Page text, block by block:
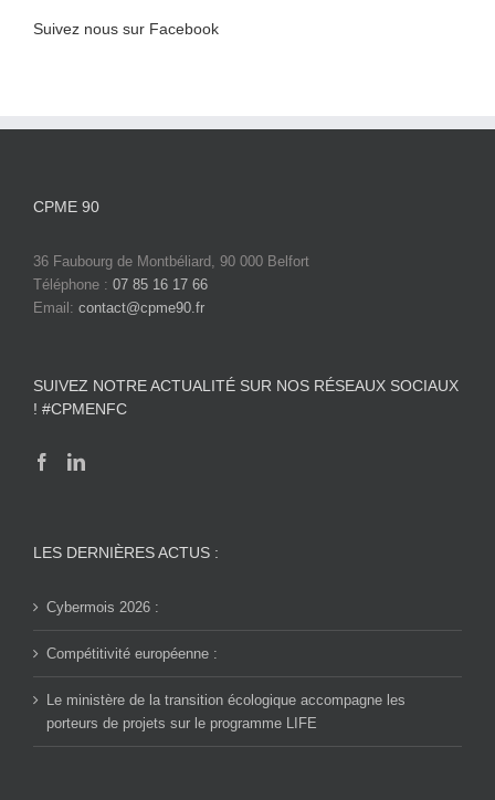
Suivez nous sur Facebook
CPME 90
36 Faubourg de Montbéliard, 90 000 Belfort
Téléphone : 07 85 16 17 66
Email: contact@cpme90.fr
SUIVEZ NOTRE ACTUALITÉ SUR NOS RÉSEAUX SOCIAUX
! #CPMENFC
LES DERNIÈRES ACTUS :
Cybermois 2026 :
Compétitivité européenne :
Le ministère de la transition écologique accompagne les
porteurs de projets sur le programme LIFE